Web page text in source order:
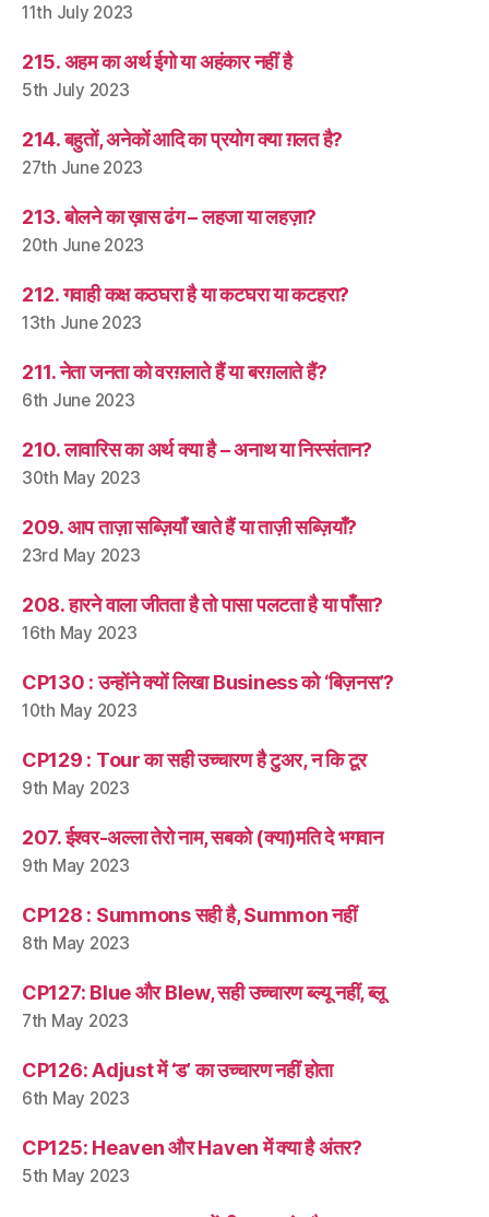
11th July 2023
215. अहम का अर्थ ईगो या अहंकार नहीं है
5th July 2023
214. बहुतों, अनेकों आदि का प्रयोग क्या ग़लत है?
27th June 2023
213. बोलने का ख़ास ढंग – लहजा या लहज़ा?
20th June 2023
212. गवाही कक्ष कठघरा है या कटघरा या कटहरा?
13th June 2023
211. नेता जनता को वरग़लाते हैं या बरग़लाते हैं?
6th June 2023
210. लावारिस का अर्थ क्या है – अनाथ या निस्संतान?
30th May 2023
209. आप ताज़ा सब्ज़ियाँ खाते हैं या ताज़ी सब्ज़ियाँ?
23rd May 2023
208. हारने वाला जीतता है तो पासा पलटता है या पाँसा?
16th May 2023
CP130 : उन्होंने क्यों लिखा Business को ‘बिज़नस’?
10th May 2023
CP129 : Tour का सही उच्चारण है टुअर, न कि टूर
9th May 2023
207. ईश्वर-अल्ला तेरो नाम, सबको (क्या)मति दे भगवान
9th May 2023
CP128 : Summons सही है, Summon नहीं
8th May 2023
CP127: Blue और Blew, सही उच्चारण ब्ल्यू नहीं, ब्लू
7th May 2023
CP126: Adjust में ‘ड’ का उच्चारण नहीं होता
6th May 2023
CP125: Heaven और Haven में क्या है अंतर?
5th May 2023